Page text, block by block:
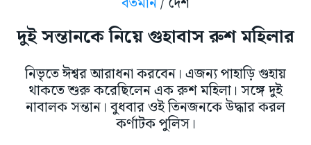
দুই সন্তানকে নিয়ে গুহাবাস রুশ মহিলার
নিভৃতে ঈশ্বর আরাধনা করবেন। এজন্য পাহাড়ি গুহায়
থাকতে শুরু করেছিলেন এক রুশ মহিলা। সঙ্গে দুই
নাবালক সন্তান। বুধবার ওই তিনজনকে উদ্ধার করল
কর্ণাটক পুলিস।